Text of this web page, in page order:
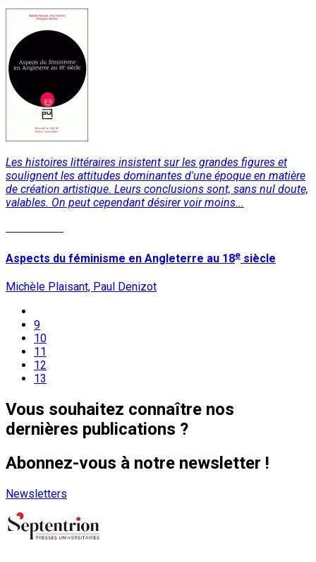
Les histoires littéraires insistent sur les grandes figures et
soulignent les attitudes dominantes d'une époque en matière
de création artistique. Leurs conclusions sont, sans nul doute,
valables. On peut cependant désirer voir moins...
Aspects du féminisme en Angleterre au 18e siècle
Michèle Plaisant, Paul Denizot
9
10
11
12
13
Vous souhaitez connaître nos
dernières publications ?
Abonnez-vous à notre newsletter !
Newsletters